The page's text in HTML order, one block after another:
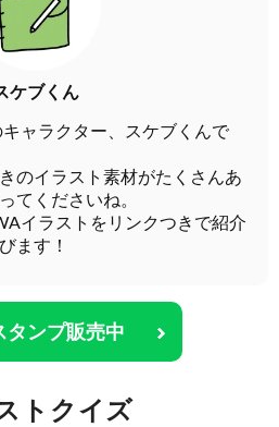
ケブくん
キャラクター、スケブくんで
のイラスト素材がたくさんあ
てくださいね。
イラストをリンクつきで紹介
ます！
タンプ販売中
トクイズ